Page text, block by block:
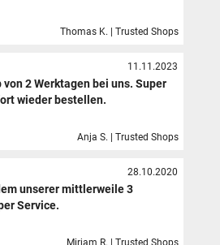
Thomas K. | Trusted Shops
11.11.2023
2 Werktagen bei uns. Super
wieder bestellen.
Anja S. | Trusted Shops
28.10.2020
unserer mittlerweile 3
Service.